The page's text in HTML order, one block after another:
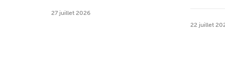
27 juillet 2026
22 juillet